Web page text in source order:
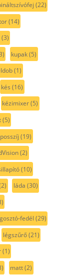
(22)
(14)
(3)
kupak(5)
(1)
kés (16)
kézimixer(5)
(5)
(19)
(2)
(10)
láda (30)
fedél (29)
légszűrő(21)
(1)
matt(2)